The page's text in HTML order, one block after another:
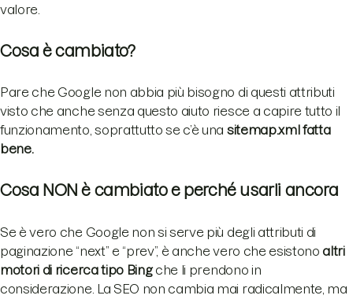
valore.
Cosa è cambiato?
Pare che Google non abbia più bisogno di questi attributi
visto che anche senza questo aiuto riesce a capire tutto il
funzionamento, soprattutto se c’è una sitemap.xml fatta
bene.
Cosa NON è cambiato e perché usarli ancora
Se è vero che Google non si serve più degli attributi di
paginazione “next” e “prev”, è anche vero che esistono altri
motori di ricerca tipo Bingche li prendono in
considerazione. La SEO non cambia mai radicalmente, ma